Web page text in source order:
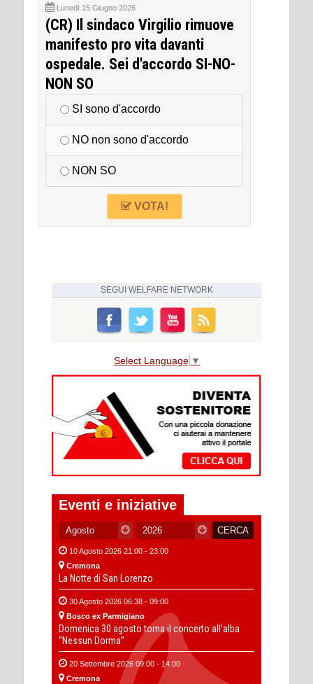
Lunedì 15 Giugno 2026
(CR) Il sindaco Virgilio rimuove
manifesto pro vita davanti
ospedale. Sei d'accordo SI-NO-
NON SO
SI sono d'accordo
NO non sono d'accordo
NON SO
VOTA!
SEGUI WELFARE NETWORK
Select Language ▼
Eventi e iniziative
10 Agosto 2026 21:00 - 23:00
Cremona
La Notte di San Lorenzo
30 Agosto 2026 06:38 - 09:00
Bosco ex Parmigiano
Domenica 30 agosto torna il concerto all’alba
“Nessun Dorma”
20 Settembre 2026 09:00 - 14:00
Cremona